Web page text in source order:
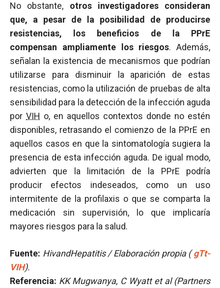
No obstante, otros investigadores consideran
que, a pesar de la posibilidad de producirse
resistencias, los beneficios de la PPrE
compensan ampliamente los riesgos. Además,
señalan la existencia de mecanismos que podrían
utilizarse para disminuir la aparición de estas
resistencias, como la utilización de pruebas de alta
sensibilidad para la detección de la infección aguda
por VIH o, en aquellos contextos donde no estén
disponibles, retrasando el comienzo de la PPrE en
aquellos casos en que la sintomatología sugiera la
presencia de esta infección aguda. De igual modo,
advierten que la limitación de la PPrE podría
producir efectos indeseados, como un uso
intermitente de la profilaxis o que se comparta la
medicación sin supervisión, lo que implicaría
mayores riesgos para la salud.
Fuente: HivandHepatitis / Elaboración propia ( gTt-
VIH).
Referencia: KK Mugwanya, C Wyatt et al (Partners